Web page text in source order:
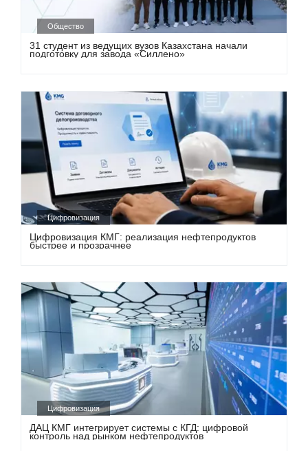
Общество
31 студент из ведущих вузов Казахстана начали
подготовку для завода «Силлено»
Цифровизация
Цифровизация КМГ: реализация нефтепродуктов
быстрее и прозрачнее
Цифровизация
ДАЦ КМГ интегрирует системы с КГД: цифровой
контроль над рынком нефтепродуктов